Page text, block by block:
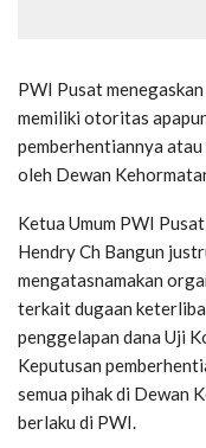
PWI Pusat
memiliki otoritas
pemberhentiannya
oleh Dewan
Ketua Umum PWI
Hendry Ch Bangun
mengatasnamakan
terkait dugaan
penggelapan dana Uji
Keputusan
semua pihak di Dewan
berlaku di PWI.